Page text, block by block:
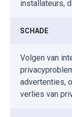
installateurs,
SCHADE
Volgen van
advertenties,
verlies van